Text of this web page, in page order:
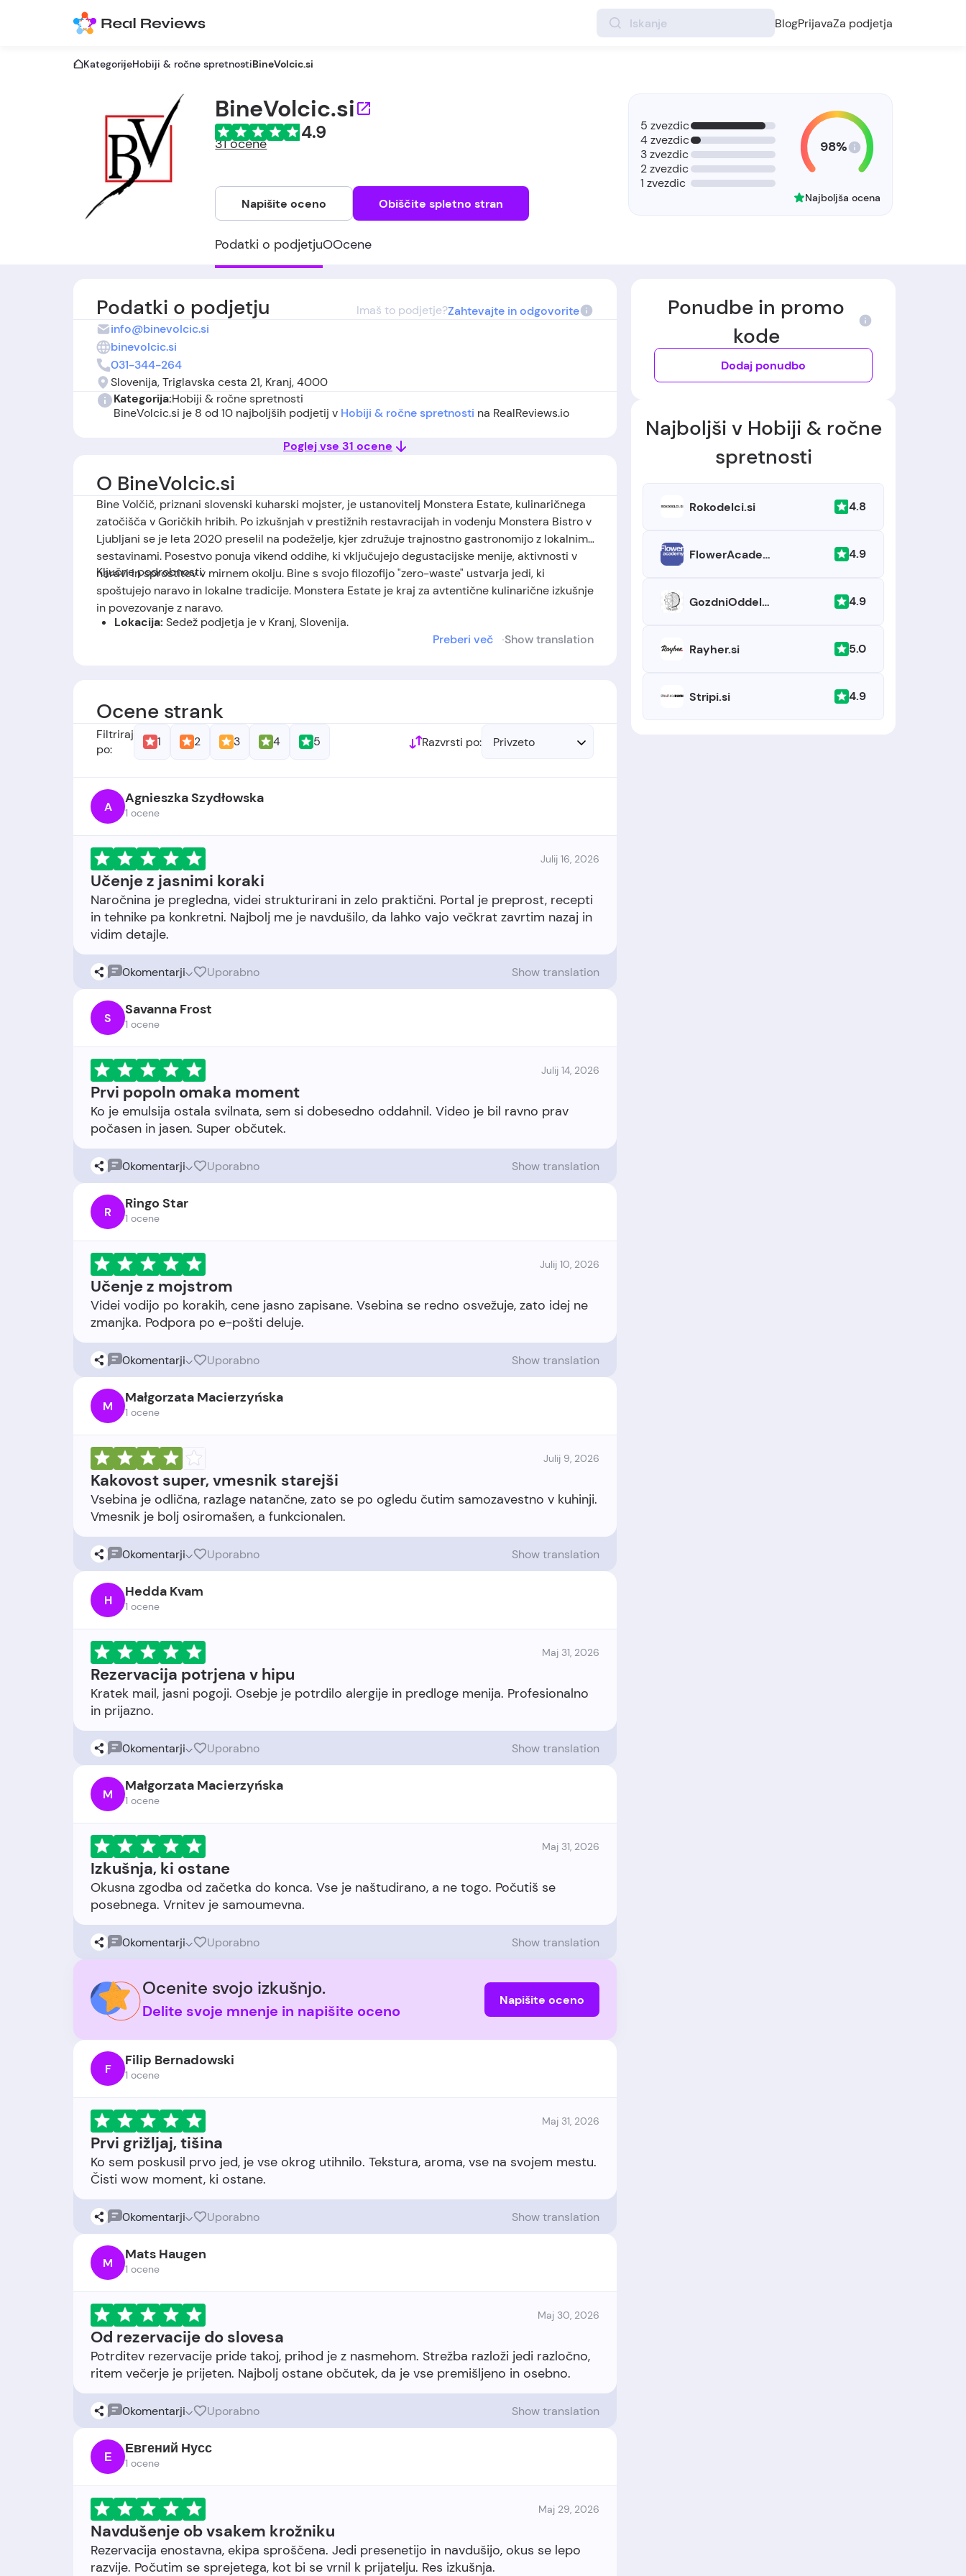
BlogPrijavaZa podjetja
KategorijeHobiji & ročne spretnostiBineVolcic.si
BineVolcic.si
4.9
31 ocene
Napišite oceno Obiščite spletno stran
Podatki o podjetjuOOcene
5 zvezdic
4 zvezdic
3 zvezdic
2 zvezdic
1 zvezdic
98%
Najboljša ocena
Podatki o podjetju Imaš to podjetje?Zahtevajte in odgovorite
info@binevolcic.si
binevolcic.si
031-344-264
Slovenija, Triglavska cesta 21, Kranj, 4000
Kategorija:Hobiji & ročne spretnosti
BineVolcic.si je 8 od 10 najboljših podjetij v Hobiji & ročne spretnosti na RealReviews.io
Poglej vse 31 ocene
O BineVolcic.si
Bine Volčič, priznani slovenski kuharski mojster, je ustanovitelj Monstera Estate, kulinaričnega
zatočišča v Goričkih hribih. Po izkušnjah v prestižnih restavracijah in vodenju Monstera Bistro v
Ljubljani se je leta 2020 preselil na podeželje, kjer združuje trajnostno gastronomijo z lokalnimi
sestavinami. Posestvo ponuja vikend oddihe, ki vključujejo degustacijske menije, aktivnosti v
naravi in sprostitev v mirnem okolju. Bine s svojo filozofijo "zero-waste" ustvarja jedi, ki
spoštujejo naravo in lokalne tradicije. Monstera Estate je kraj za avtentične kulinarične izkušnje
in povezovanje z naravo.
Ključne podrobnosti:
Lokacija: Sedež podjetja je v Kranj, Slovenija.
Preberi več Show translation
Ponudbe in promo
kode
Dodaj ponudbo
Najboljši v Hobiji & ročne
spretnosti
Rokodelci.si 4.8
FlowerAcademy.si 4.9
GozdniOddelek.si 4.9
Rayher.si 5.0
Stripi.si 4.9
Ocene strank
Razvrsti po: Privzeto
Filtriraj
po:
1 2 3 4 5
A Agnieszka Szydłowska
1 ocene
Julij 16, 2026
Učenje z jasnimi koraki
Naročnina je pregledna, videi strukturirani in zelo praktični. Portal je preprost, recepti
in tehnike pa konkretni. Najbolj me je navdušilo, da lahko vajo večkrat zavrtim nazaj in
0komentarji Uporabno Show translation
S Savanna Frost
1 ocene
Julij 14, 2026
Prvi popoln omaka moment
Ko je emulsija ostala svilnata, sem si dobesedno oddahnil. Video je bil ravno prav
0komentarji Uporabno Show translation
R Ringo Star
1 ocene
Julij 10, 2026
Učenje z mojstrom
Videi vodijo po korakih, cene jasno zapisane. Vsebina se redno osvežuje, zato idej ne
0komentarji Uporabno Show translation
M Małgorzata Macierzyńska
1 ocene
Julij 9, 2026
Kakovost super, vmesnik starejši
Vsebina je odlična, razlage natančne, zato se po ogledu čutim samozavestno v kuhinji.
0komentarji Uporabno Show translation
H Hedda Kvam
1 ocene
Maj 31, 2026
Rezervacija potrjena v hipu
Kratek mail, jasni pogoji. Osebje je potrdilo alergije in predloge menija. Profesionalno
0komentarji Uporabno Show translation
M Małgorzata Macierzyńska
1 ocene
Maj 31, 2026
Izkušnja, ki ostane
Okusna zgodba od začetka do konca. Vse je naštudirano, a ne togo. Počutiš se
0komentarji Uporabno Show translation
Ocenite svojo izkušnjo.
Delite svoje mnenje in napišite oceno
Napišite oceno
F Filip Bernadowski
1 ocene
Maj 31, 2026
Prvi grižljaj, tišina
Ko sem poskusil prvo jed, je vse okrog utihnilo. Tekstura, aroma, vse na svojem mestu.
0komentarji Uporabno Show translation
M Mats Haugen
1 ocene
Maj 30, 2026
Od rezervacije do slovesa
Potrditev rezervacije pride takoj, prihod je z nasmehom. Strežba razloži jedi razločno,
0komentarji Uporabno Show translation
Е Евгений Нусс
1 ocene
Maj 29, 2026
Navdušenje ob vsakem krožniku
Rezervacija enostavna, ekipa sproščena. Jedi presenetijo in navdušijo, okus se lepo